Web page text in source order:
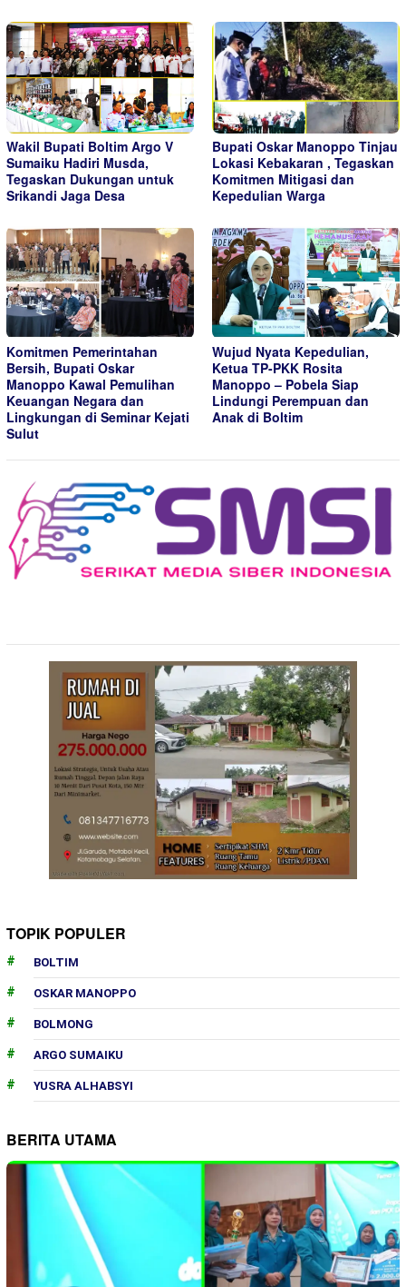
Wakil Bupati Boltim Argo V
Sumaiku Hadiri Musda,
Tegaskan Dukungan untuk
Srikandi Jaga Desa
Bupati Oskar Manoppo Tinjau
Lokasi Kebakaran , Tegaskan
Komitmen Mitigasi dan
Kepedulian Warga
Komitmen Pemerintahan
Bersih, Bupati Oskar
Manoppo Kawal Pemulihan
Keuangan Negara dan
Lingkungan di Seminar Kejati
Sulut
Wujud Nyata Kepedulian,
Ketua TP-PKK Rosita
Manoppo – Pobela Siap
Lindungi Perempuan dan
Anak di Boltim
TOPIK POPULER
BOLTIM
OSKAR MANOPPO
BOLMONG
ARGO SUMAIKU
YUSRA ALHABSYI
BERITA UTAMA